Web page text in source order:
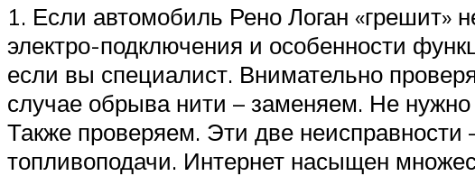
1. Если автомобиль Рено Логан «грешит»
электро-подключения и особенности
если вы специалист. Внимательно
случае обрыва нити – заменяем. Не нужно
Также проверяем. Эти две
топливоподачи. Интернет насыщен